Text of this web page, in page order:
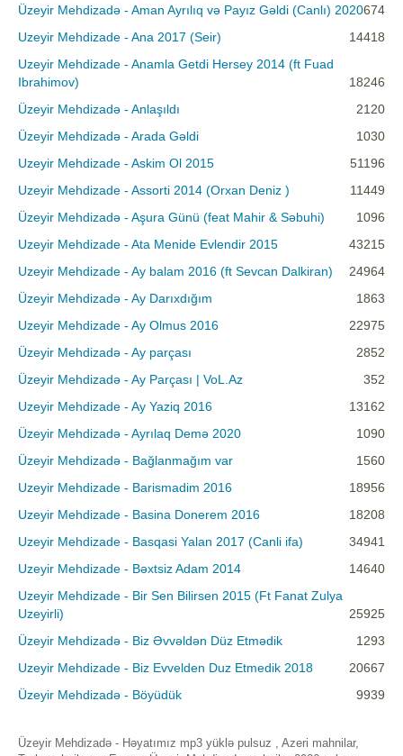
Üzeyir Mehdizadə - Aman Ayrılıq və Payız Gəldi (Canlı) 2020674
Uzeyir Mehdizade - Ana 2017 (Seir)
14418
Uzeyir Mehdizade - Anamla Getdi Hersey 2014 (ft Fuad
Ibrahimov)
18246
Üzeyir Mehdizadə - Anlaşıldı
2120
Üzeyir Mehdizadə - Arada Gəldi
1030
Uzeyir Mehdizade - Askim Ol 2015
51196
Uzeyir Mehdizade - Assorti 2014 (Orxan Deniz )
11449
Üzeyir Mehdizadə - Aşura Günü (feat Mahir & Səbuhi)
1096
Uzeyir Mehdizade - Ata Menide Evlendir 2015
43215
Uzeyir Mehdizade - Ay balam 2016 (ft Sevcan Dalkiran)
24964
Üzeyir Mehdizadə - Ay Darıxdığım
1863
Uzeyir Mehdizade - Ay Olmus 2016
22975
Üzeyir Mehdizadə - Ay parçası
2852
Üzeyir Mehdizadə - Ay Parçası | VoL.Az
352
Uzeyir Mehdizade - Ay Yaziq 2016
13162
Üzeyir Mehdizadə - Ayrılaq Demə 2020
1090
Üzeyir Mehdizadə - Bağlanmağım var
1560
Uzeyir Mehdizade - Barismadim 2016
18956
Uzeyir Mehdizade - Basina Donerem 2016
18208
Uzeyir Mehdizade - Basqasi Yalan 2017 (Canli ifa)
34941
Uzeyir Mehdizade - Bəxtsiz Adam 2014
14640
Uzeyir Mehdizade - Bir Sen Bilirsen 2015 (Ft Fanat Zulya
Uzeyirli)
25925
Üzeyir Mehdizadə - Biz Əvvəldən Düz Etmədik
1293
Uzeyir Mehdizade - Biz Evvelden Duz Etmedik 2018
20667
Üzeyir Mehdizadə - Böyüdük
9939
Üzeyir Mehdizadə - Həyatımız mp3 yüklə pulsuz , Azeri mahnilar,